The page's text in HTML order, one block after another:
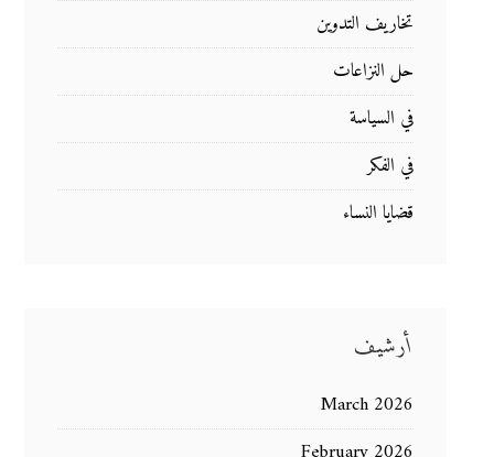
تخاريف التدوين
حل النزاعات
في السياسة
في الفكر
قضايا النساء
أرشيف
March 2026